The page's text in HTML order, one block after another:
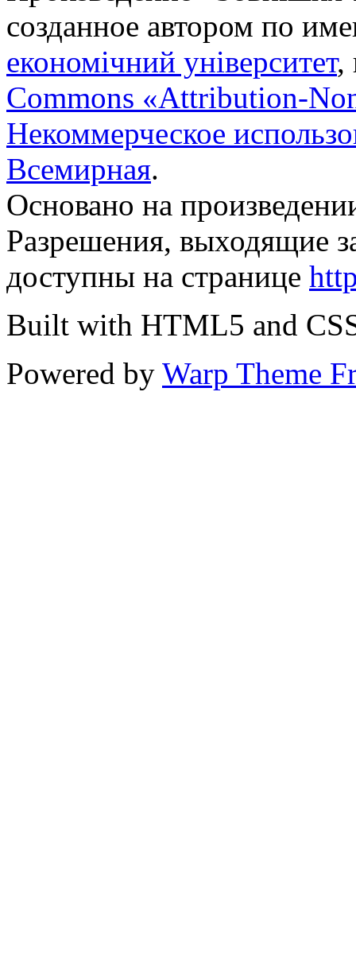
созданное автором по
економічний університет,
Commons «Attribution-
Некоммерческое
Всемирная.
Основано на
Разрешения, выходящие
доступны на странице
Built with HTML5 and
Powered by Warp Theme